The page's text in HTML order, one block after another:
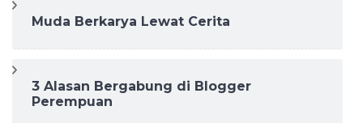
Muda Berkarya Lewat Cerita
3 Alasan Bergabung di Blogger
Perempuan